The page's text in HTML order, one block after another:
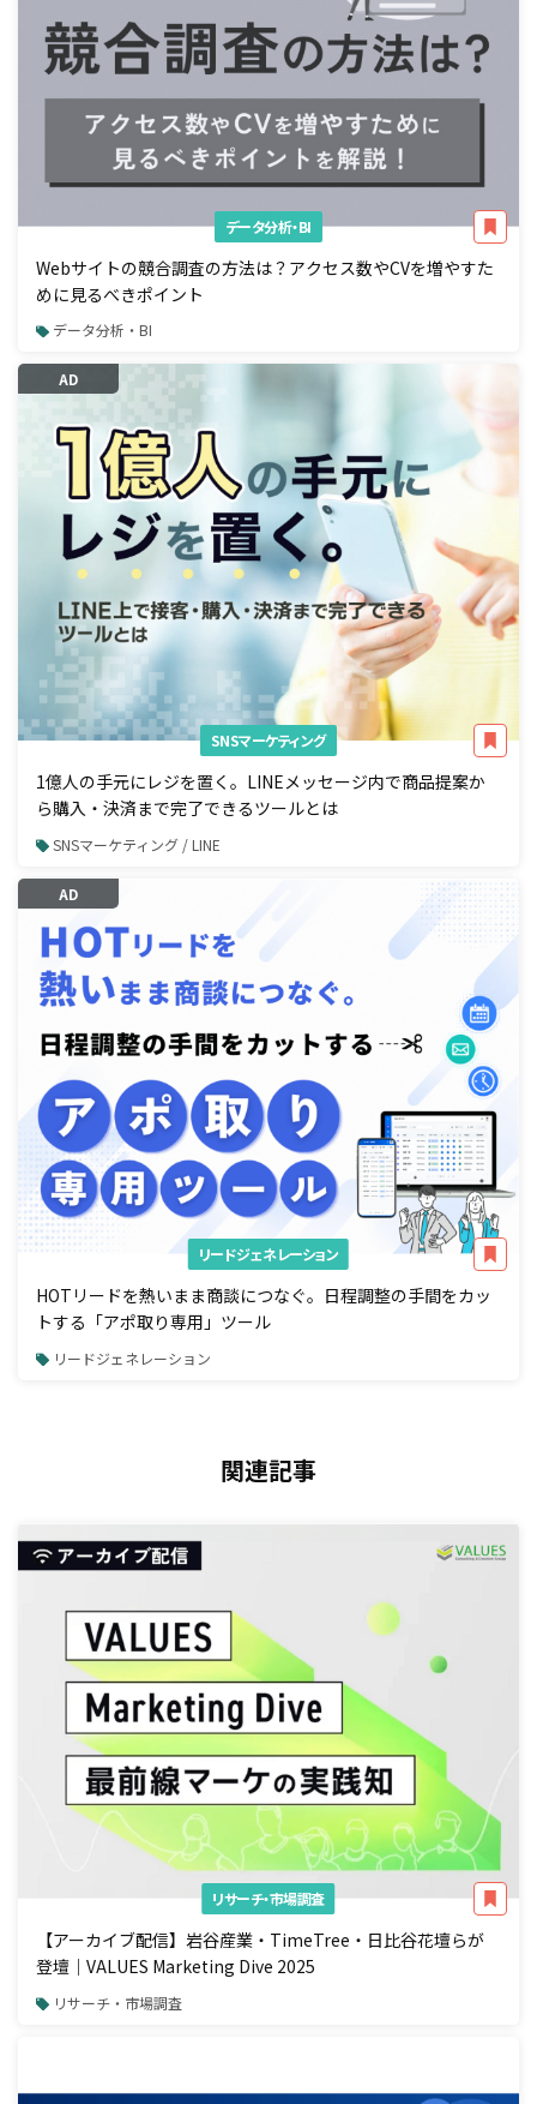
データ分析・BI
Webサイトの競合調査の方法は？アクセス数やCVを増やすた
めに見るべきポイント
データ分析・BI
AD
SNSマーケティング
1億人の手元にレジを置く。LINEメッセージ内で商品提案か
ら購入・決済まで完了できるツールとは
SNSマーケティング / LINE
AD
リードジェネレーション
HOTリードを熱いまま商談につなぐ。日程調整の手間をカッ
トする「アポ取り専用」ツール
リードジェネレーション
関連記事
リサーチ・市場調査
【アーカイブ配信】岩谷産業・TimeTree・日比谷花壇らが
登壇｜VALUES Marketing Dive 2025
リサーチ・市場調査